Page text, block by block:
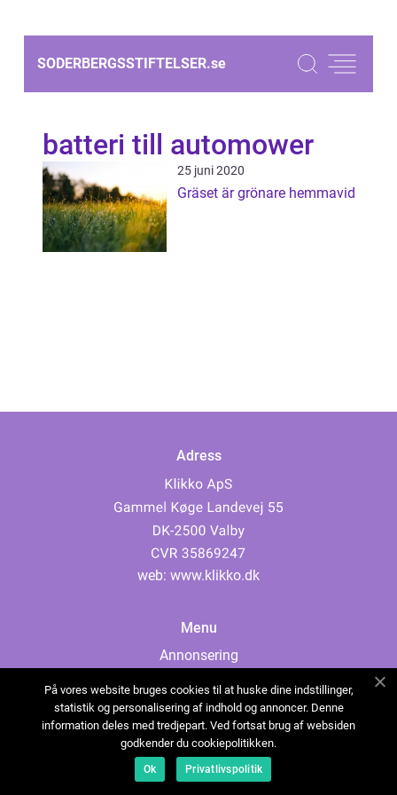
SODERBERGSSTIFTELSER.se
batteri till automower
25 juni 2020
Gräset är grönare hemmavid
Adress
web: www.klikko.dk
Menu
Annonsering
Cookies
Kontakta oss
Sitemap
På vores website bruges cookies til at huske dine indstillinger,
statistik og personalisering af indhold og annoncer. Denne
information deles med tredjepart. Ved fortsat brug af websiden
godkender du cookiepolitikken.
Ok Privatlivspolitik